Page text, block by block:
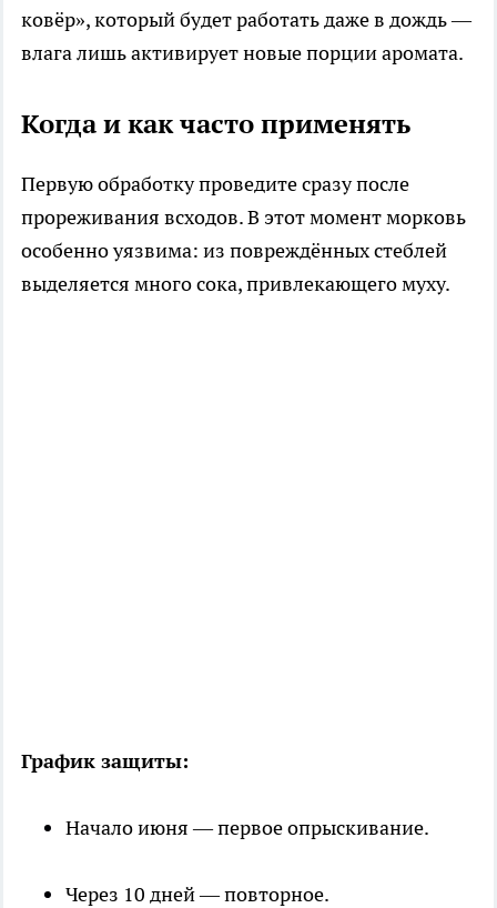
ковёр», который будет работать даже в дождь —
влага лишь активирует новые порции аромата.
Когда и как часто применять
Первую обработку проведите сразу после
прореживания всходов. В этот момент морковь
особенно уязвима: из повреждённых стеблей
выделяется много сока, привлекающего муху.
График защиты:
Начало июня — первое опрыскивание.
Через 10 дней — повторное.